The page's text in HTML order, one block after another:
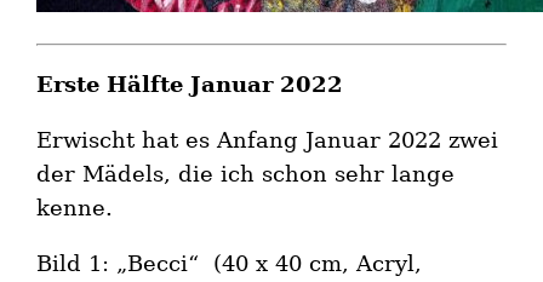
Erste Hälfte Januar 2022
Erwischt hat es Anfang Januar 2022 zwei
der Mädels, die ich schon sehr lange
kenne.
Bild 1: „Becci“ (40 x 40 cm, Acryl,